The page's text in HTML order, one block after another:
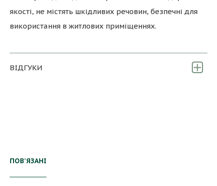
якості, не містять шкідливих речовин, безпечні для
використання в житлових приміщеннях.
ВІДГУКИ
ПОВ'ЯЗАНІ